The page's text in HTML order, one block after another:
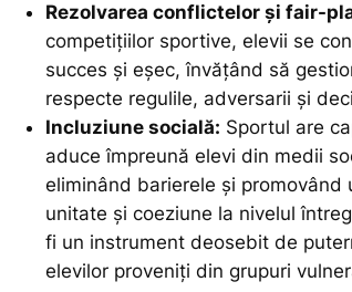
Rezolvarea conflictelor și fair-
competițiilor sportive, elevii se
succes și eșec, învățând să
respecte regulile, adversarii și
Incluziune socială: Sportul are
aduce împreună elevi din medii
eliminând barierele și promovând
unitate și coeziune la nivelul
fi un instrument deosebit de
elevilor proveniți din grupuri